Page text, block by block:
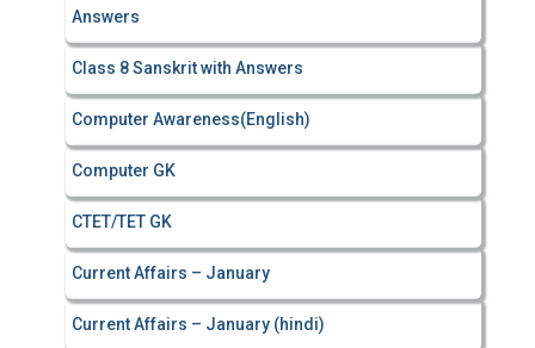
Answers
Class 8 Sanskrit with Answers
Computer Awareness(English)
Computer GK
CTET/TET GK
Current Affairs – January
Current Affairs – January (hindi)